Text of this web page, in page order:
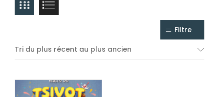
Filtre
Tri du plus récent au plus ancien